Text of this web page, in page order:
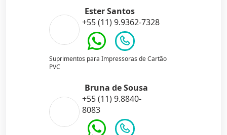
Ester Santos
+55 (11) 9.9362-7328
Suprimentos para Impressoras de Cartão
PVC
Bruna de Sousa
+55 (11) 9.8840-
8083